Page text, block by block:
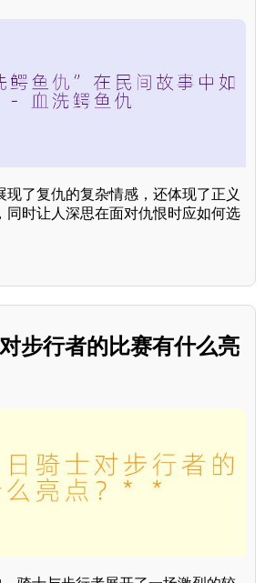
现了复仇的复杂情感，还体现了正义
同时让人深思在面对仇恨时应如何选
步行者的比赛有什么亮